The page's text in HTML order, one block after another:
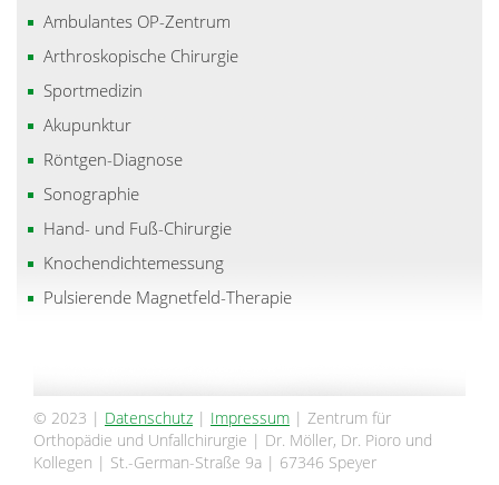
Ambulantes OP-Zentrum
Arthroskopische Chirurgie
Sportmedizin
Akupunktur
Röntgen-Diagnose
Sonographie
Hand- und Fuß-Chirurgie
Knochendichtemessung
Pulsierende Magnetfeld-Therapie
© 2023 | Datenschutz | Impressum | Zentrum für
Orthopädie und Unfallchirurgie | Dr. Möller, Dr. Pioro und
Kollegen | St.-German-Straße 9a | 67346 Speyer